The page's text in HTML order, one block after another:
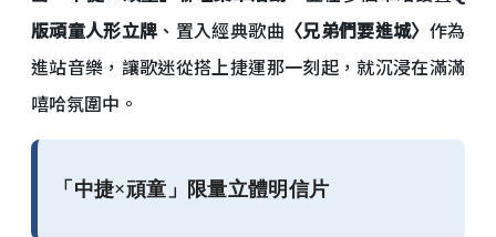
版頑童人形立牌 、置入經典歌曲 〈兄弟們要進城〉 作為
進站音樂，讓歌迷從搭上捷運那一刻起，就沉浸在滿滿
嘻哈氛圍中。
「中捷×頑童」限量立體明信片